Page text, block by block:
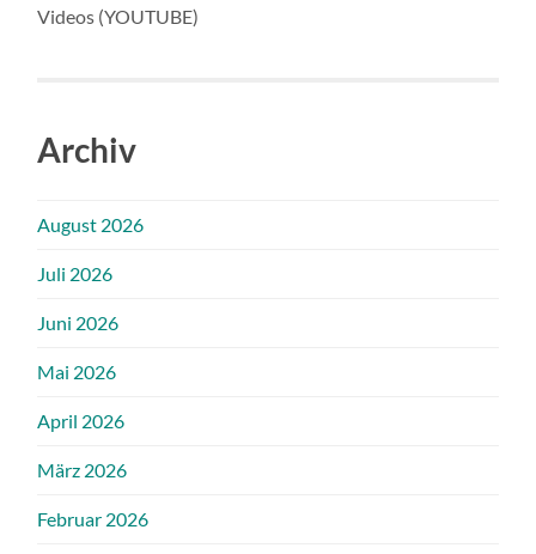
Videos (YOUTUBE)
Archiv
August 2026
Juli 2026
Juni 2026
Mai 2026
April 2026
März 2026
Februar 2026